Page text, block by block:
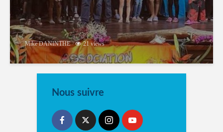
Mike DANINTHE 21 views
Nous suivre